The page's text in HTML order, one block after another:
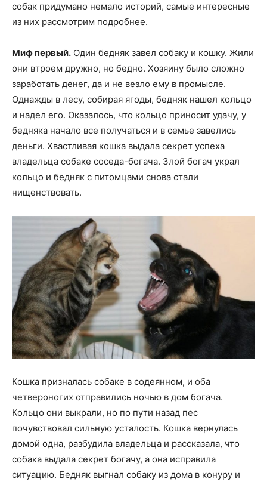
собак придумано немало историй, самые интересные
из них рассмотрим подробнее.
Миф первый. Один бедняк завел собаку и кошку. Жили
они втроем дружно, но бедно. Хозяину было сложно
заработать денег, да и не везло ему в промысле.
Однажды в лесу, собирая ягоды, бедняк нашел кольцо
и надел его. Оказалось, что кольцо приносит удачу, у
бедняка начало все получаться и в семье завелись
деньги. Хвастливая кошка выдала секрет успеха
владельца собаке соседа-богача. Злой богач украл
кольцо и бедняк с питомцами снова стали
нищенствовать.
Кошка призналась собаке в содеянном, и оба
четвероногих отправились ночью в дом богача.
Кольцо они выкрали, но по пути назад пес
почувствовал сильную усталость. Кошка вернулась
домой одна, разбудила владельца и рассказала, что
собака выдала секрет богачу, а она исправила
ситуацию. Бедняк выгнал собаку из дома в конуру и